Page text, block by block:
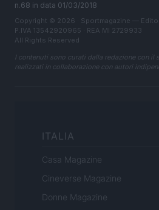
n.68 in data 01/03/2018
Copyright © 2026 · Sportmagazine — Edito
P.IVA 13542920965 · REA MI 2729933
All Rights Reserved
I contenuti sono curati dalla redazione con
realizzati in collaborazione con autori
ITALIA
Casa Magazine
Cineverse Magazine
Donne Magazine